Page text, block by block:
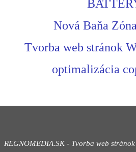
Nová Baňa
Tvorba web stránok
optimalizácia
REGNOMEDIA.SK - Tvorba web stránok